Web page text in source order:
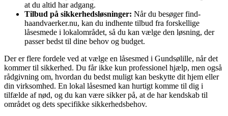
at du altid har adgang.
Tilbud på sikkerhedsløsninger: Når du besøger find-
haandvaerker.nu, kan du indhente tilbud fra forskellige
låsesmede i lokalområdet, så du kan vælge den løsning, der
passer bedst til dine behov og budget.
Der er flere fordele ved at vælge en låsesmed i Gundsølille, når det
kommer til sikkerhed. Du får ikke kun professionel hjælp, men også
rådgivning om, hvordan du bedst muligt kan beskytte dit hjem eller
din virksomhed. En lokal låsesmed kan hurtigt komme til dig i
tilfælde af nød, og du kan være sikker på, at de har kendskab til
området og dets specifikke sikkerhedsbehov.